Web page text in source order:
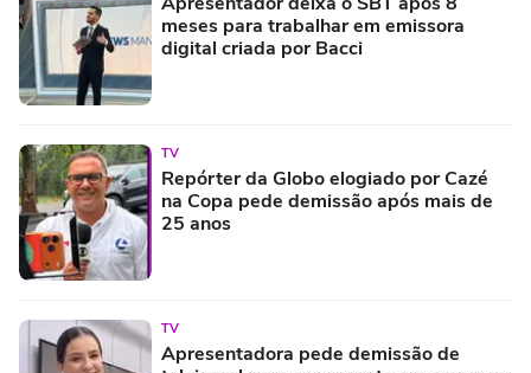
meses para trabalhar em emissora
digital criada por Bacci
TV
Repórter da Globo elogiado por Cazé
na Copa pede demissão após mais de
25 anos
TV
Apresentadora pede demissão de